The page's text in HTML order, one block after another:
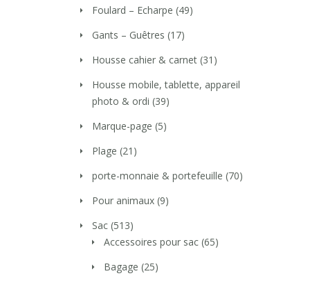
Foulard – Echarpe (49)
Gants – Guêtres (17)
Housse cahier & carnet (31)
Housse mobile, tablette, appareil
photo & ordi (39)
Marque-page (5)
Plage (21)
porte-monnaie & portefeuille (70)
Pour animaux (9)
Sac (513)
Accessoires pour sac (65)
Bagage (25)